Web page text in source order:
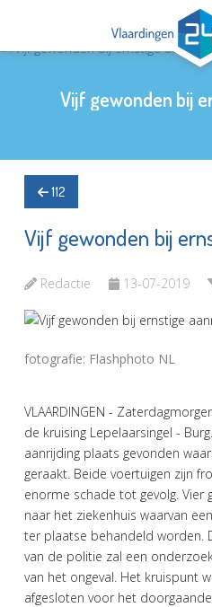
Vijf gewonden bij
112
Vijf gewonden bij
Redactie 13-07-2019
fotografie: Flashphoto NL
VLAARDINGEN -
de kruising Lepelaarsingel -
aanrijding plaats gevonden
geraakt. Beide voertuigen zijn
enorme schade tot gevolg. Vier
naar het ziekenhuis waarvan
ter plaatse behandeld worden.
van de politie zal een
van het ongeval. Het kruispunt
afgesloten voor het doorgaande